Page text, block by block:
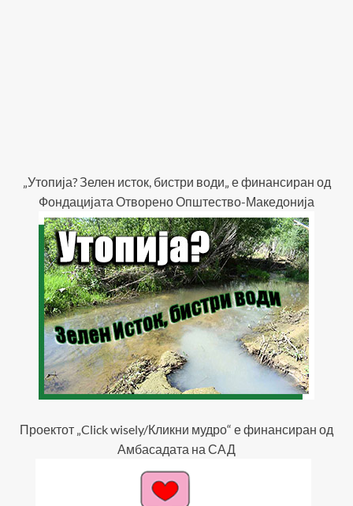
„Утопија? Зелен исток, бистри води„ е финансиран од
Фондацијата Отворено Општество-Македонија
Проектот „Click wisely/Кликни мудро“ е финансиран од
Амбасадата на САД